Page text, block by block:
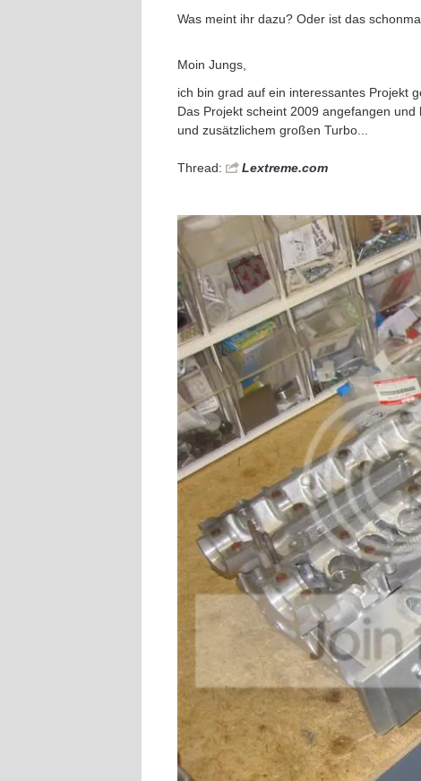
Was meint ihr dazu? Oder ist das
Moin Jungs,
ich bin grad auf ein interessantes Projekt
Das Projekt scheint 2009 angefangen
und zusätzlichem großen Turbo...
Thread: Lextreme.com